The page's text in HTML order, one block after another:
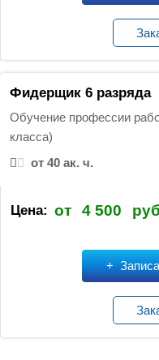
Фидерщик 6 разряда
Обучение профессии
класса)
от 40 ак. ч.
Цена: от 4 500